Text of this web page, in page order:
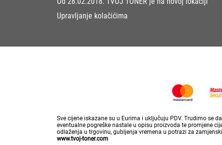
Upravljanje kolačićima
Sve cijene iskazane su u Eurima i uključuju PDV. Trudimo se
eventualne pogreške nastale u opisu proizvoda te promjene
odlaženja u trgovinu, gubljenja vremena u potrazi za
www.tvoj-toner.com